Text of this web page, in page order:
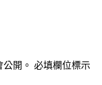
開。 必填欄位標示